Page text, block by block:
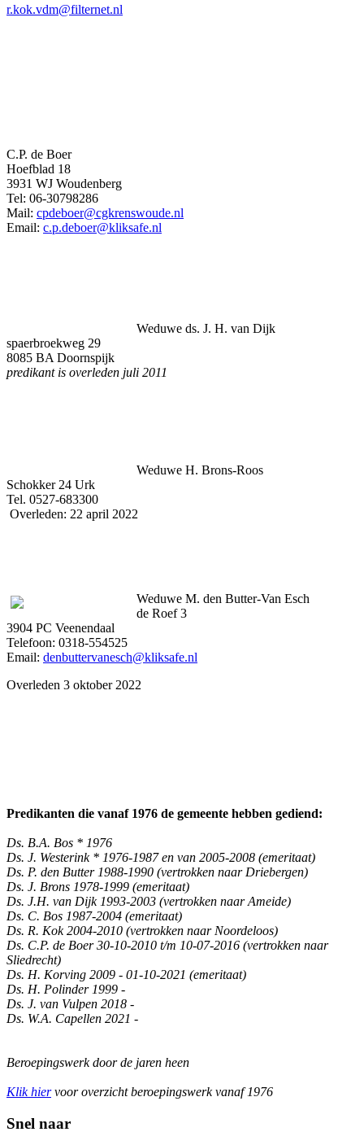
r.kok.vdm@filternet.nl
C.P. de Boer
Hoefblad 18
3931 WJ Woudenberg
Tel: 06-30798286
Mail: cpdeboer@cgkrenswoude.nl
Email: c.p.deboer@kliksafe.nl
Weduwe ds. J. H. van Dijk
spaerbroekweg 29
8085 BA Doornspijk
predikant is overleden juli 2011
Weduwe H. Brons-Roos
Schokker 24 Urk
Tel. 0527-683300
Overleden: 22 april 2022
Weduwe M. den Butter-Van Esch
de Roef 3
3904 PC Veenendaal
Telefoon: 0318-554525
Email: denbuttervanesch@kliksafe.nl
Overleden 3 oktober 2022
Predikanten die vanaf 1976 de gemeente hebben gediend:
Ds. B.A. Bos * 1976
Ds. J. Westerink * 1976-1987 en van 2005-2008 (emeritaat)
Ds. P. den Butter 1988-1990 (vertrokken naar Driebergen)
Ds. J. Brons 1978-1999 (emeritaat)
Ds. J.H. van Dijk 1993-2003 (vertrokken naar Ameide)
Ds. C. Bos 1987-2004 (emeritaat)
Ds. R. Kok 2004-2010 (vertrokken naar Noordeloos)
Ds. C.P. de Boer 30-10-2010 t/m 10-07-2016 (vertrokken naar
Sliedrecht)
Ds. H. Korving 2009 - 01-10-2021 (emeritaat)
Ds. H. Polinder 1999 -
Ds. J. van Vulpen 2018 -
Ds. W.A. Capellen 2021 -
Beroepingswerk door de jaren heen
Klik hiervoor overzicht beroepingswerk vanaf 1976
Snel naar